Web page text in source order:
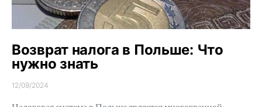
Возврат налога в Польше: Что
нужно знать
12/09/2024